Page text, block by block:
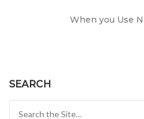
When you Use
SEARCH